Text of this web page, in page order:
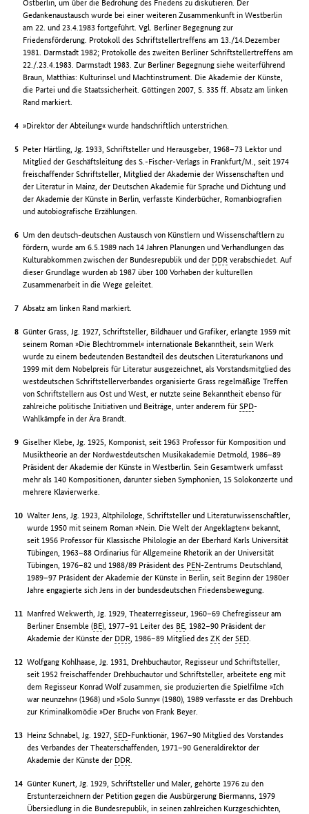
Ostberlin, um über die Bedrohung des Friedens zu diskutieren. Der
Gedankenaustausch wurde bei einer weiteren Zusammenkunft in Westberlin
am 22. und 23.4.1983 fortgeführt. Vgl. Berliner Begegnung zur
Friedensförderung. Protokoll des Schriftstellertreffens am 13./14.Dezember
1981. Darmstadt 1982; Protokolle des zweiten Berliner Schriftstellertreffens am
22./.23.4.1983. Darmstadt 1983. Zur Berliner Begegnung siehe weiterführend
Braun, Matthias: Kulturinsel und Machtinstrument. Die Akademie der Künste,
die Partei und die Staatssicherheit. Göttingen 2007, S. 335 ff. Absatz am linken
Rand markiert.
»Direktor der Abteilung« wurde handschriftlich unterstrichen.
Peter Härtling, Jg. 1933, Schriftsteller und Herausgeber, 1968–73 Lektor und
Mitglied der Geschäftsleitung des S.-Fischer-Verlags in Frankfurt/M., seit 1974
freischaffender Schriftsteller, Mitglied der Akademie der Wissenschaften und
der Literatur in Mainz, der Deutschen Akademie für Sprache und Dichtung und
der Akademie der Künste in Berlin, verfasste Kinderbücher, Romanbiografien
und autobiografische Erzählungen.
Um den deutsch-deutschen Austausch von Künstlern und Wissenschaftlern zu
fördern, wurde am 6.5.1989 nach 14 Jahren Planungen und Verhandlungen das
Kulturabkommen zwischen der Bundesrepublik und der DDR verabschiedet. Auf
dieser Grundlage wurden ab 1987 über 100 Vorhaben der kulturellen
Zusammenarbeit in die Wege geleitet.
Absatz am linken Rand markiert.
Günter Grass, Jg. 1927, Schriftsteller, Bildhauer und Grafiker, erlangte 1959 mit
seinem Roman »Die Blechtrommel« internationale Bekanntheit, sein Werk
wurde zu einem bedeutenden Bestandteil des deutschen Literaturkanons und
1999 mit dem Nobelpreis für Literatur ausgezeichnet, als Vorstandsmitglied des
westdeutschen Schriftstellerverbandes organisierte Grass regelmäßige Treffen
von Schriftstellern aus Ost und West, er nutzte seine Bekanntheit ebenso für
zahlreiche politische Initiativen und Beiträge, unter anderem fürSPD-
Wahlkämpfe in der Ära Brandt.
Giselher Klebe, Jg. 1925, Komponist, seit 1963 Professor für Komposition und
Musiktheorie an der Nordwestdeutschen Musikakademie Detmold, 1986–89
Präsident der Akademie der Künste in Westberlin. Sein Gesamtwerk umfasst
mehr als 140 Kompositionen, darunter sieben Symphonien, 15 Solokonzerte und
mehrere Klavierwerke.
Walter Jens, Jg. 1923, Altphilologe, Schriftsteller und Literaturwissenschaftler,
wurde 1950 mit seinem Roman »Nein. Die Welt der Angeklagten« bekannt,
seit 1956 Professor für Klassische Philologie an der Eberhard Karls Universität
Tübingen, 1963–88 Ordinarius für Allgemeine Rhetorik an der Universität
Tübingen, 1976–82 und 1988/89 Präsident des PEN-Zentrums Deutschland,
1989–97 Präsident der Akademie der Künste in Berlin, seit Beginn der 1980er
Jahre engagierte sich Jens in der bundesdeutschen Friedensbewegung.
Manfred Wekwerth, Jg. 1929, Theaterregisseur, 1960–69 Chefregisseur am
Berliner Ensemble (BE), 1977–91 Leiter des BE , 1982–90 Präsident der
Akademie der Künste der DDR , 1986–89 Mitglied desZK derSED
Wolfgang Kohlhaase, Jg. 1931, Drehbuchautor, Regisseur und Schriftsteller,
seit 1952 freischaffender Drehbuchautor und Schriftsteller, arbeitete eng mit
dem Regisseur Konrad Wolf zusammen, sie produzierten die Spielfilme »Ich
war neunzehn« (1968) und »Solo Sunny« (1980), 1989 verfasste er das Drehbuch
zur Kriminalkomödie »Der Bruch« von Frank Beyer.
Heinz Schnabel, Jg. 1927,SED-Funktionär, 1967–90 Mitglied des Vorstandes
des Verbandes der Theaterschaffenden, 1971–90 Generaldirektor der
Akademie der Künste der DDR
Günter Kunert, Jg. 1929, Schriftsteller und Maler, gehörte 1976 zu den
Erstunterzeichnern der Petition gegen die Ausbürgerung Biermanns, 1979
Übersiedlung in die Bundesrepublik, in seinen zahlreichen Kurzgeschichten,